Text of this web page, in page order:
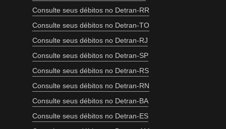
Consulte seus débitos no Detran-RR
Consulte seus débitos no Detran-TO
Consulte seus débitos no Detran-RJ
Consulte seus débitos no Detran-SP
Consulte seus débitos no Detran-RS
Consulte seus débitos no Detran-RN
Consulte seus débitos no Detran-BA
Consulte seus débitos no Detran-ES